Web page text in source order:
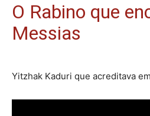
O Rabino que
Messias
Yitzhak Kaduri que acreditava